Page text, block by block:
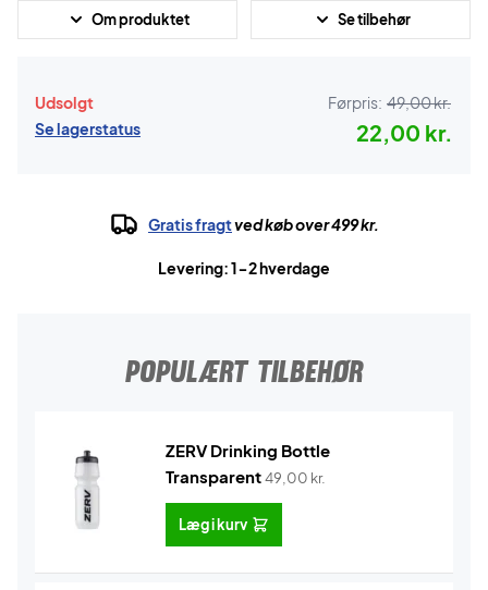
Om produktet Se tilbehør
Udsolgt
Se lagerstatus
Førpris: 49,00 kr.
22,00 kr.
Gratis fragtved køb over 499 kr.
Levering: 1-2 hverdage
POPULÆRT TILBEHØR
ZERV Drinking Bottle
Transparent49,00 kr.
Læg i kurv